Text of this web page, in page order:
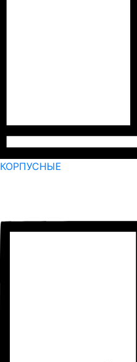
КОРПУСНЫЕ